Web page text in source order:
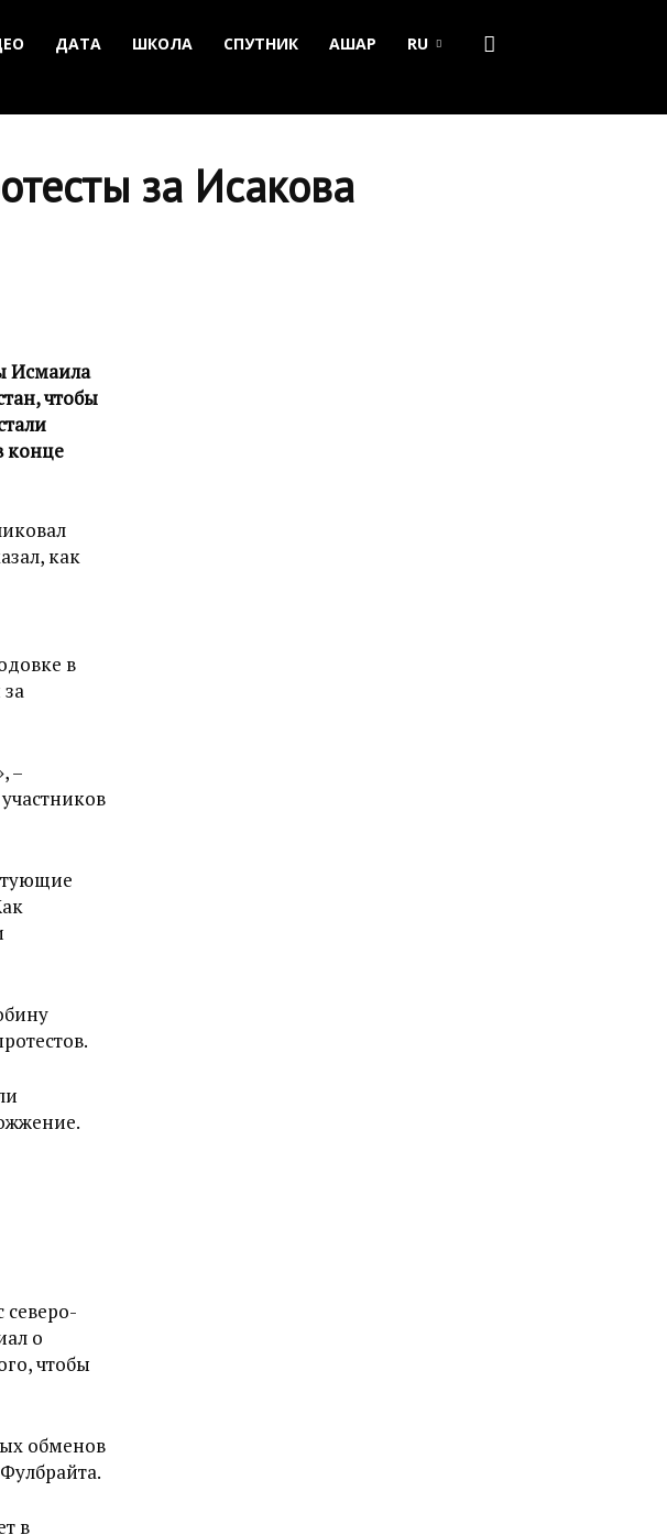
ДАТА ШКОЛА СПУТНИК АШАР RU
за Исакова
Исмаила
чтобы
конце
как
в
–
северо-
о
чтобы
обменов
в